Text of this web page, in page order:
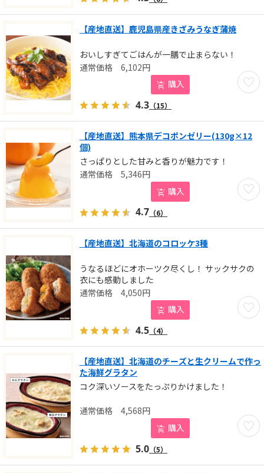
【産地直送】鹿児島県産きざみうなぎ蒲焼
おいしすぎてごはんが一膳で止まらない！
お気
6,102円
購入
4.3 （15）
【産地直送】熊本県デコポンゼリー(130g×12
個)
さっぱりとした甘みと香りが魅力です！
お気
5,346円
購入
4.7 （6）
【産地直送】北海道のコロッケ3種
うなるほどにオホーツク尽くし！ サックサクの
衣にも感動しました
お気
4,050円
購入
4.5 （4）
【産地直送】北海道のチーズと生クリームで作っ
た海鮮グラタン
コク深いソースをたっぷりかけました！
お気
4,568円
購入
5.0 （5）